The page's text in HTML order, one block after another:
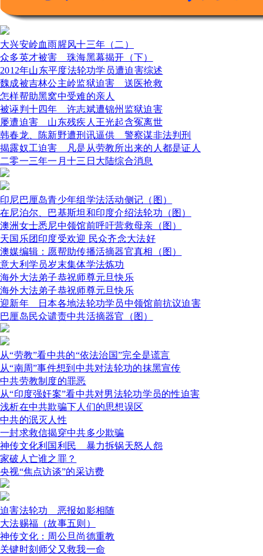
大兴安岭血雨腥风十三年（二）
众多英才被害 珠海黑幕揭开（下）
2012年山东平度法轮功学员遭迫害综述
魏成被吉林公主岭监狱迫害 送医抢救
怎样帮助黑窝中受难的亲人
被诬判十四年 许志斌遭锦州监狱迫害
屡遭迫害 山东残疾人王光起含冤离世
韩春龙、陈新野遭刑讯逼供 警察谋非法判刑
揭露奴工迫害 凡是从劳教所出来的人都是证人
二零一三年一月十三日大陆综合消息
印尼巴厘岛青少年组学法活动侧记（图）
在尼泊尔、巴基斯坦和印度介绍法轮功（图）
澳洲女士悉尼中领馆前呼吁营救母亲（图）
天国乐团印度受欢迎 民众齐念大法好
澳媒编辑：愿帮助传播活摘器官真相（图）
意大利学员岁末集体学法炼功
海外大法弟子恭祝师尊元旦快乐
海外大法弟子恭祝师尊元旦快乐
迎新年 日本各地法轮功学员中领馆前抗议迫害
巴厘岛民众谴责中共活摘器官（图）
从“劳教”看中共的“依法治国”完全是谎言
从“南周”事件想到中共对法轮功的抹黑宣传
中共劳教制度的罪恶
从“印度强奸案”看中共对男法轮功学员的性迫害
浅析在中共欺骗下人们的思想误区
中共的泯灭人性
一封求救信揭穿中共多少欺骗
神传文化利国利民 暴力拆锅天怒人怨
家破人亡谁之罪？
央视“焦点访谈”的采访费
迫害法轮功 恶报如影相随
大法赐福（故事五则）
神传文化：周公旦尚德重教
关键时刻师父又救我一命